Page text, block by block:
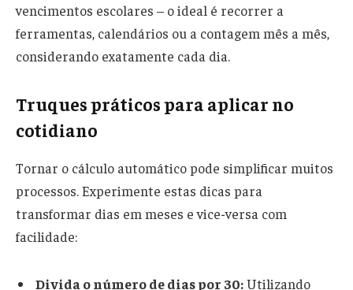
vencimentos escolares – o ideal é recorrer a
ferramentas, calendários ou a contagem mês a mês,
considerando exatamente cada dia.
Truques práticos para aplicar no
cotidiano
Tornar o cálculo automático pode simplificar muitos
processos. Experimente estas dicas para
transformar dias em meses e vice-versa com
facilidade:
Divida o número de dias por 30:Utilizando